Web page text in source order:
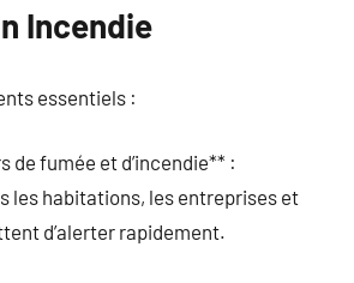
Incendie
essentiels :
de fumée et d’incendie** :
les habitations, les entreprises et
d’alerter rapidement.